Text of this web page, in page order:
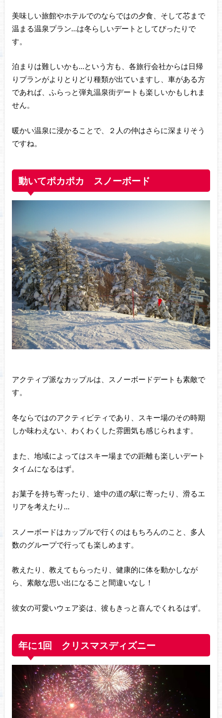
美味しい旅館やホテルでのならではの夕食、そして芯まで
温まる温泉プラン…は冬らしいデートとしてぴったりで
す。
泊まりは難しいかも…という方も、各旅行会社からは日帰
りプランがよりとりどり種類が出ていますし、車がある方
であれば、ふらっと弾丸温泉街デートも楽しいかもしれま
せん。
暖かい温泉に浸かることで、２人の仲はさらに深まりそう
ですね。
動いてポカポカ スノーボード
アクティブ派なカップルは、スノーボードデートも素敵で
す。
冬ならではのアクティビティであり、スキー場のその時期
しか味わえない、わくわくした雰囲気も感じられます。
また、地域によってはスキー場までの距離も楽しいデート
タイムになるはず。
お菓子を持ち寄ったり、途中の道の駅に寄ったり、滑るエ
リアを考えたり…
スノーボードはカップルで行くのはもちろんのこと、多人
数のグループで行っても楽しめます。
教えたり、教えてもらったり、健康的に体を動かしなが
ら、素敵な思い出になること間違いなし！
彼女の可愛いウェア姿は、彼もきっと喜んでくれるはず。
年に1回 クリスマスディズニー